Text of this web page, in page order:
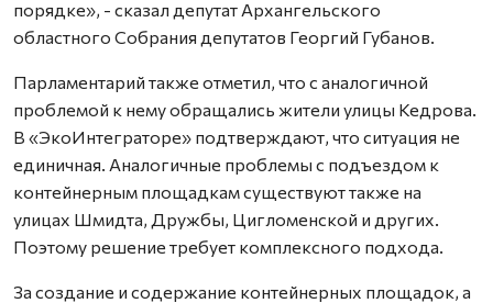
порядке», - сказал депутат Архангельского
областного Собрания депутатов Георгий Губанов.
Парламентарий также отметил, что с аналогичной
проблемой к нему обращались жители улицы Кедрова.
В «ЭкоИнтеграторе» подтверждают, что ситуация не
единичная. Аналогичные проблемы с подъездом к
контейнерным площадкам существуют также на
улицах Шмидта, Дружбы, Цигломенской и других.
Поэтому решение требует комплексного подхода.
За создание и содержание контейнерных площадок, а